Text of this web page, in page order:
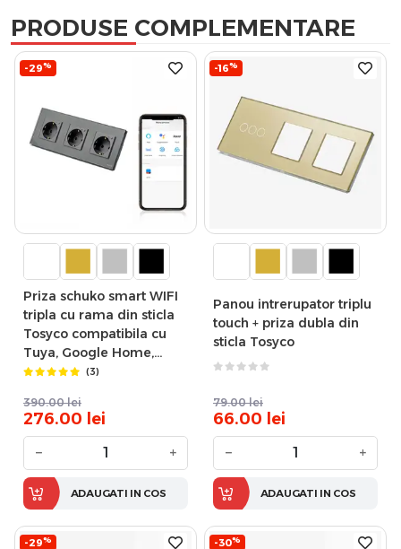
PRODUSE COMPLEMENTARE
-29%
Priza schuko smart WIFI
tripla cu rama din sticla
Tosyco compatibila cu
Tuya, Google Home,
Amazon Alexa
(3)
390.00 lei
276.00 lei
− +
ADAUGATI IN COS
-16%
Panou intrerupator triplu
touch + priza dubla din
sticla Tosyco
79.00 lei
66.00 lei
− +
ADAUGATI IN COS
-29% -30%